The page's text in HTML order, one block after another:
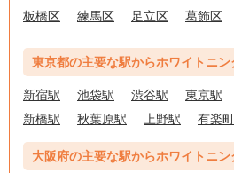
板橋区
練馬区 足立区 葛飾区
東京都の主要な駅からホワイトニン
新宿駅 池袋駅 渋谷駅 東京駅
新橋駅
秋葉原駅 上野駅 有楽
大阪府の主要な駅からホワイトニン